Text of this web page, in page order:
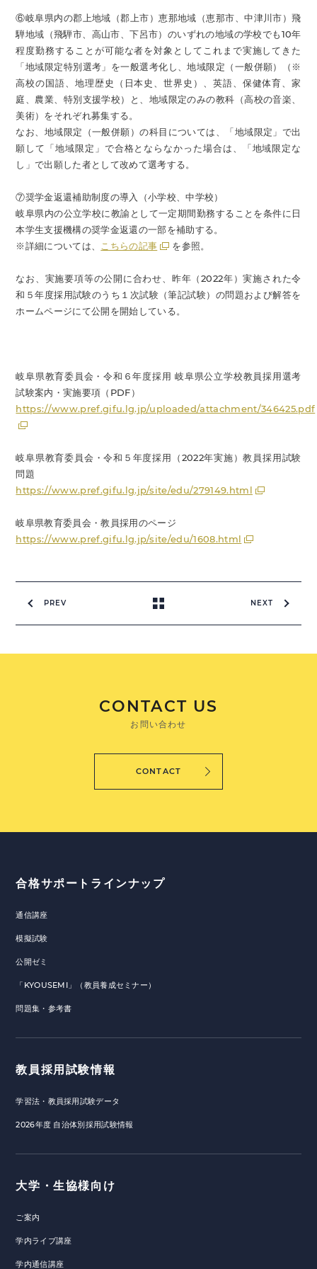
⑥岐阜県内の郡上地域（郡上市）恵那地域（恵那市、中津川市）飛
騨地域（飛騨市、高山市、下呂市）のいずれの地域の学校でも10年
程度勤務することが可能な者を対象としてこれまで実施してきた
「地域限定特別選考」を一般選考化し、地域限定（一般併願）（※
高校の国語、地理歴史（日本史、世界史）、英語、保健体育、家
庭、農業、特別支援学校）と、地域限定のみの教科（高校の音楽、
美術）をそれぞれ募集する。
なお、地域限定（一般併願）の科目については、「地域限定」で出
願して「地域限定」で合格とならなかった場合は、「地域限定な
し」で出願した者として改めて選考する。
⑦奨学金返還補助制度の導入（小学校、中学校）
岐阜県内の公立学校に教諭として一定期間勤務することを条件に日
本学生支援機構の奨学金返還の一部を補助する。
※詳細については、
こちらの記事 を参照。
なお、実施要項等の公開に合わせ、昨年（2022年）実施された令
和５年度採用試験のうち１次試験（筆記試験）の問題および解答を
ホームページにて公開を開始している。
岐阜県教育委員会・令和６年度採用 岐阜県公立学校教員採用選考
試験案内・実施要項（PDF）
https://www.pref.gifu.lg.jp/uploaded/attachment/346425.pdf
岐阜県教育委員会・令和５年度採用（2022年実施）教員採用試験
問題
https://www.pref.gifu.lg.jp/site/edu/279149.html
岐阜県教育委員会・教員採用のページ
https://www.pref.gifu.lg.jp/site/edu/1608.html
PREV NEXT
CONTACT US
お問い合わせ
CONTACT
合格サポートラインナップ
通信講座
模擬試験
公開ゼミ
「KYOUSEMI」（教員養成セミナー）
問題集・参考書
教員採用試験情報
学習法・教員採用試験データ
2026年度 自治体別採用試験情報
大学・生協様向け
ご案内
学内ライブ講座
学内通信講座